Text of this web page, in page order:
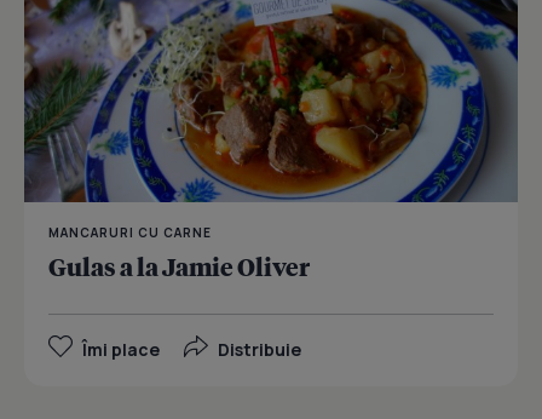
MANCARURI CU CARNE
Gulas a la Jamie Oliver
Îmi place Distribuie